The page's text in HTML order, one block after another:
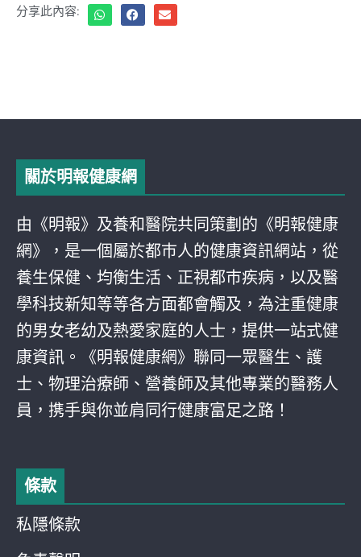
分享此內容:
關於明報健康網
由《明報》及養和醫院共同策劃的《明報健康
網》，是一個屬於都巿人的健康資訊網站，從
養生保健、均衡生活、正視都巿疾病，以及醫
學科技新知等等各方面都會觸及，為注重健康
的男女老幼及熱愛家庭的人士，提供一站式健
康資訊。《明報健康網》聯同一眾醫生、護
士、物理治療師、營養師及其他專業的醫務人
員，携手與你並肩同行健康富足之路！
條款
私隱條款